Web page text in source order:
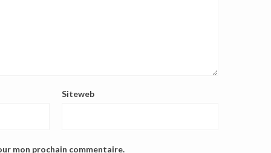
Siteweb
mon prochain commentaire.